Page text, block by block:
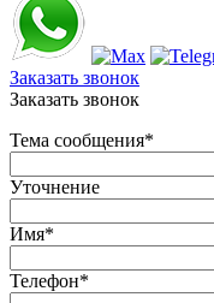
Заказать звонок
Заказать звонок
Тема сообщения*
Уточнение
Имя*
Телефон*